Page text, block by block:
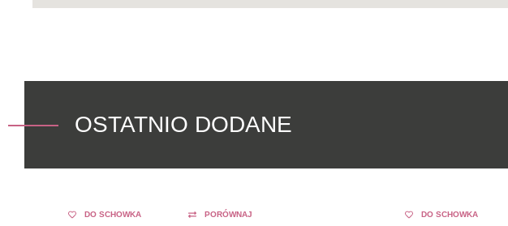
OSTATNIO DODANE
DO SCHOWKA PORÓWNAJ DO SCHOWKA